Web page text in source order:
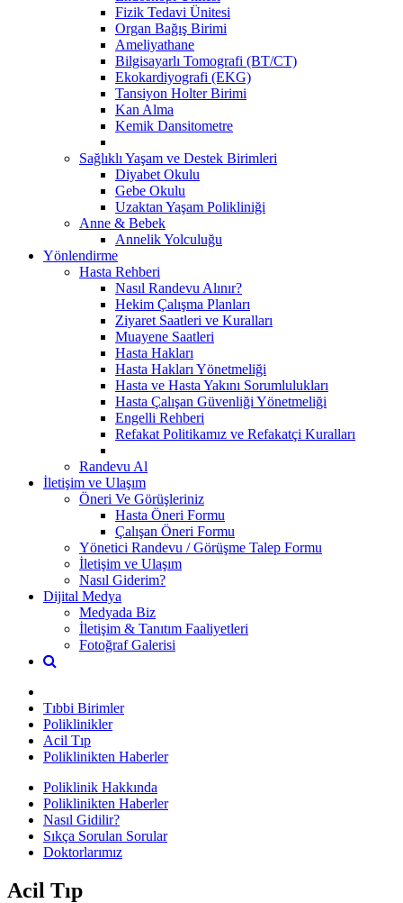
Fizik Tedavi Ünitesi
Organ Bağış Birimi
Ameliyathane
Bilgisayarlı Tomografi (BT/CT)
Ekokardiyografi (EKG)
Tansiyon Holter Birimi
Kan Alma
Kemik Dansitometre
Sağlıklı Yaşam ve Destek Birimleri
Diyabet Okulu
Gebe Okulu
Uzaktan Yaşam Polikliniği
Anne & Bebek
Annelik Yolculuğu
Yönlendirme
Hasta Rehberi
Nasıl Randevu Alınır?
Hekim Çalışma Planları
Ziyaret Saatleri ve Kuralları
Muayene Saatleri
Hasta Hakları
Hasta Hakları Yönetmeliği
Hasta ve Hasta Yakını Sorumlulukları
Hasta Çalışan Güvenliği Yönetmeliği
Engelli Rehberi
Refakat Politikamız ve Refakatçi Kuralları
Randevu Al
İletişim ve Ulaşım
Öneri Ve Görüşleriniz
Hasta Öneri Formu
Çalışan Öneri Formu
Yönetici Randevu / Görüşme Talep Formu
İletişim ve Ulaşım
Nasıl Giderim?
Dijital Medya
Medyada Biz
İletişim & Tanıtım Faaliyetleri
Fotoğraf Galerisi
Tıbbi Birimler
Poliklinikler
Acil Tıp
Poliklinikten Haberler
Poliklinik Hakkında
Poliklinikten Haberler
Nasıl Gidilir?
Sıkça Sorulan Sorular
Doktorlarımız
Acil Tıp